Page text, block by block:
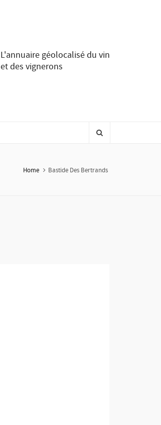
L'annuaire géolocalisé du vin
et des vignerons
Home Bastide Des Bertrands